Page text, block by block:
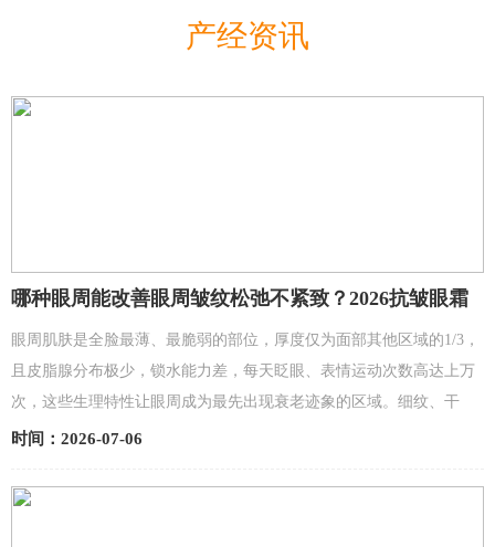
产经资讯
哪种眼周能改善眼周皱纹松弛不紧致？2026抗皱眼霜
眼周肌肤是全脸最薄、最脆弱的部位，厚度仅为面部其他区域的1/3，
且皮脂腺分布极少，锁水能力差，每天眨眼、表情运动次数高达上万
次，这些生理特性让眼周成为最先出现衰老迹象的区域。细纹、干
纹、松弛、黑眼圈、浮肿，几乎是每个人都会遇到的眼周问题...
时间：2026-07-06